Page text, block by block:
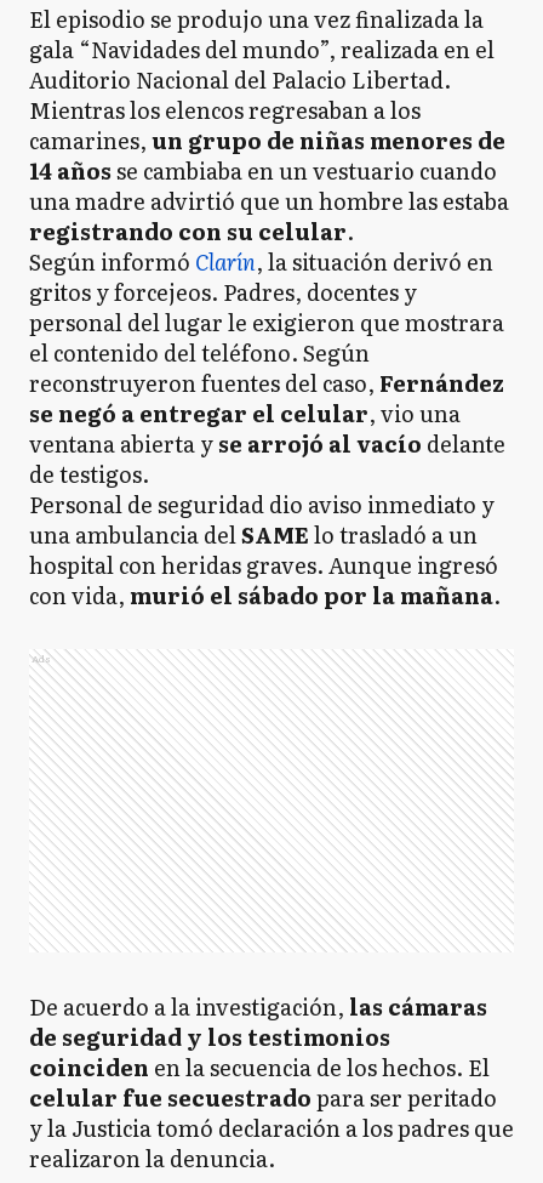
El episodio se produjo una vez finalizada la
gala “Navidades del mundo”, realizada en el
Auditorio Nacional del Palacio Libertad.
Mientras los elencos regresaban a los
camarines,un grupo de niñas menores de
14 añosse cambiaba en un vestuario cuando
una madre advirtió que un hombre las estaba
registrando con su celular.
Según informó Clarín, la situación derivó en
gritos y forcejeos. Padres, docentes y
personal del lugar le exigieron que mostrara
el contenido del teléfono. Según
reconstruyeron fuentes del caso, Fernández
se negó a entregar el celular, vio una
ventana abierta yse arrojó al vacío delante
de testigos.
Personal de seguridad dio aviso inmediato y
una ambulancia delSAMElo trasladó a un
hospital con heridas graves. Aunque ingresó
con vida, murió el sábado por la mañana.
Ads
De acuerdo a la investigación, las cámaras
de seguridad y los testimonios
coinciden en la secuencia de los hechos. El
celular fue secuestradopara ser peritado
y la Justicia tomó declaración a los padres que
realizaron la denuncia.